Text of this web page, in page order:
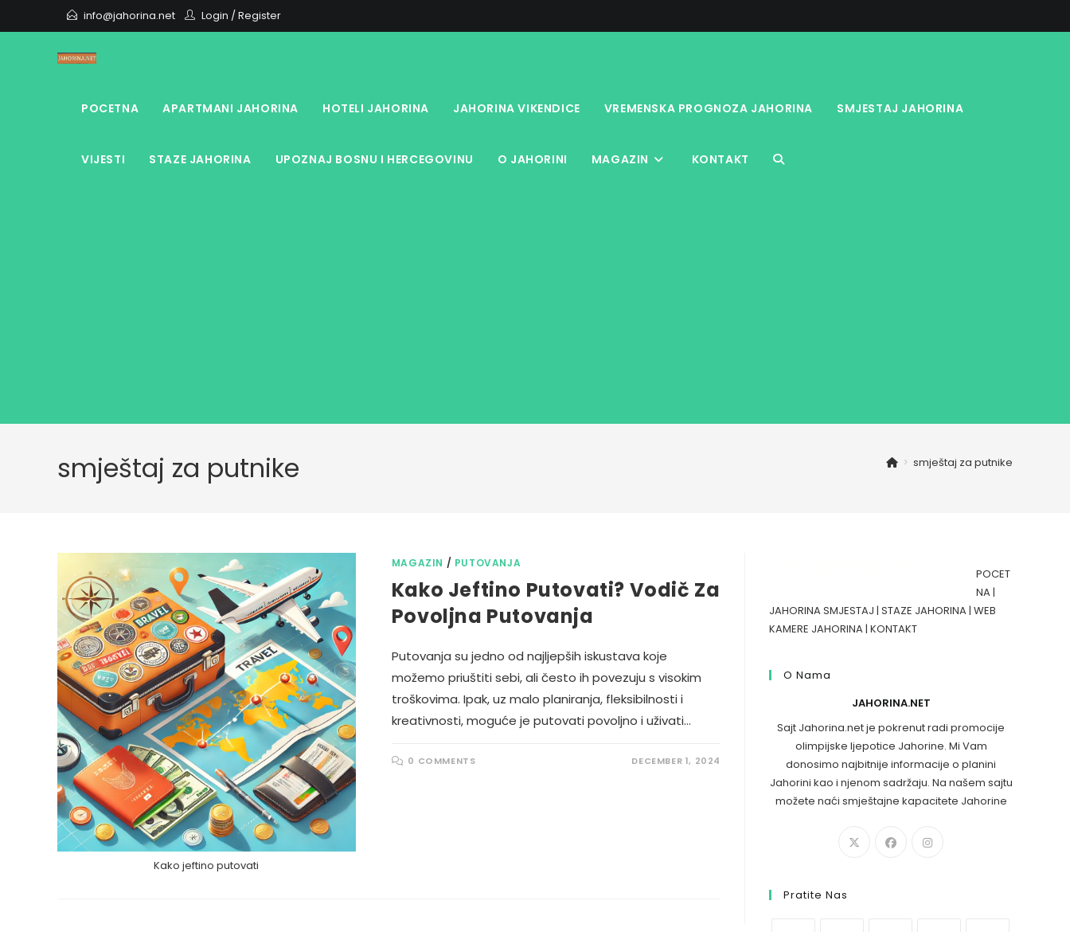
to
info@jahorina.net Login /Register
POCETNA APARTMANI JAHORINA HOTELI JAHORINA JAHORINA VIKENDICE VREMENSKA PROGNOZA JAHORINA SMJESTAJ JAHORINA
VIJESTI STAZE JAHORINA UPOZNAJ BOSNU I HERCEGOVINU O JAHORINI MAGAZIN KONTAKT TOGGLE
smještaj za putnike > smještaj za putnike
Kako jeftino putovati
MAGAZIN / PUTOVANJA
Kako Jeftino Putovati? Vodič Za
Povoljna Putovanja
Putovanja su jedno od najljepših iskustava koje
možemo priuštiti sebi, ali često ih povezuju s visokim
troškovima. Ipak, uz malo planiranja, fleksibilnosti i
kreativnosti, moguće je putovati povoljno i uživati…
0 COMMENTS DECEMBER 1, 2024
POCET
NA|
JAHORINA SMJESTAJ | STAZE JAHORINA| WEB
KAMERE JAHORINA| KONTAKT
O Nama
JAHORINA.NET
Sajt Jahorina.net je pokrenut radi promocije
olimpijske ljepotice Jahorine. Mi Vam
donosimo najbitnije informacije o planini
Jahorini kao i njenom sadržaju. Na našem sajtu
možete naći smještajne kapacitete Jahorine
Pratite Nas